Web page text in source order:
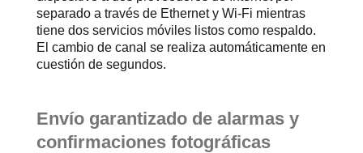
separado a través de Ethernet y Wi-Fi mientras
tiene dos servicios móviles listos como respaldo.
El cambio de canal se realiza automáticamente en
cuestión de segundos.
Envío garantizado de alarmas y
confirmaciones fotográficas